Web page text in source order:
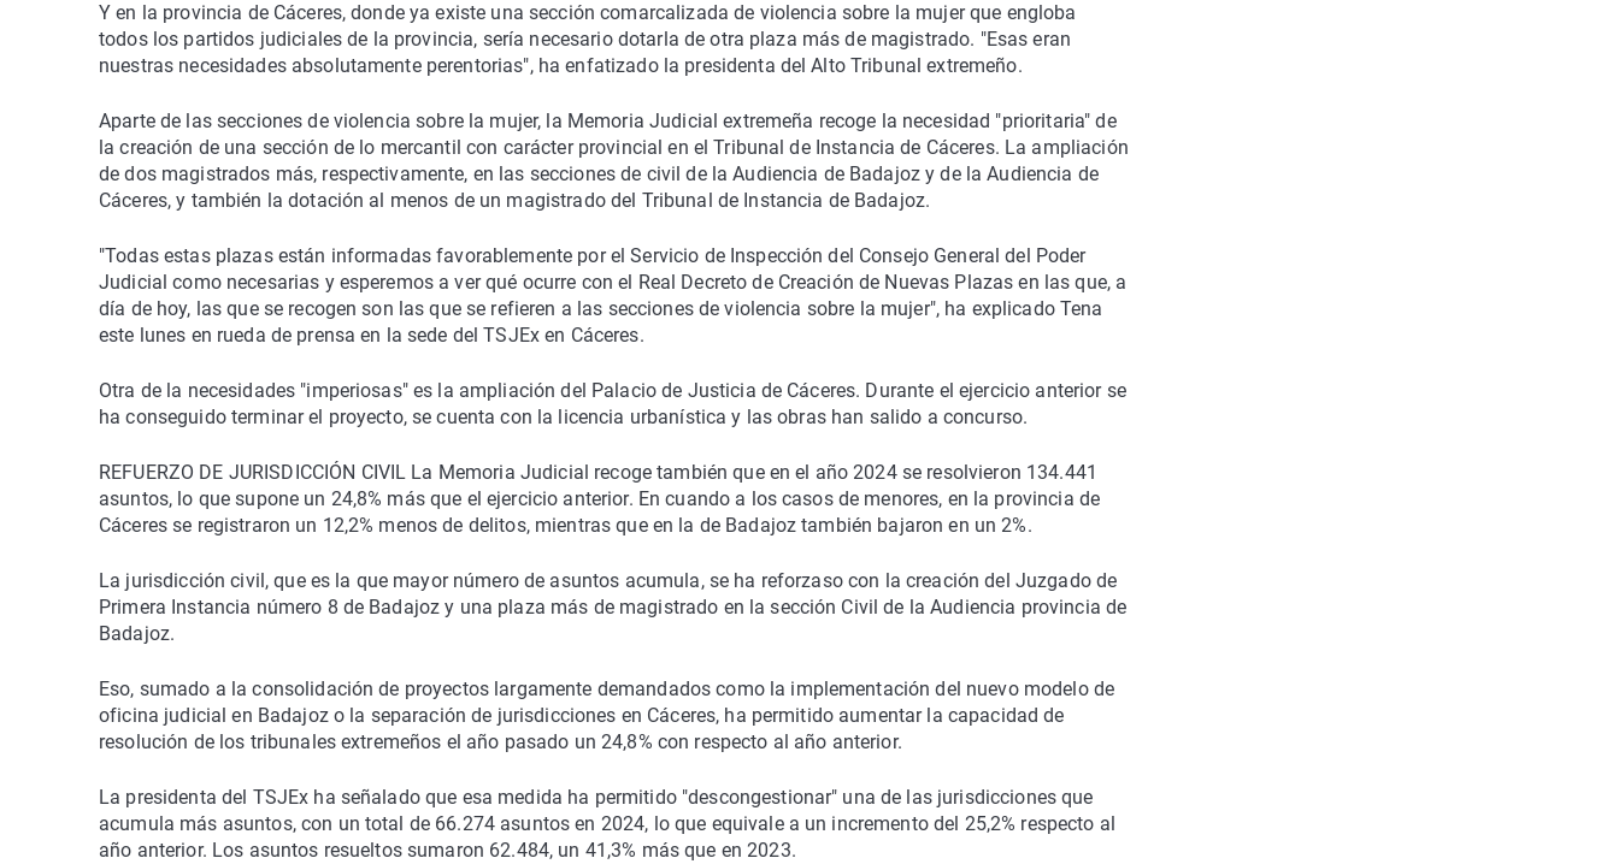
Y en la provincia de Cáceres, donde ya existe una sección comarcalizada de violencia sobre la mujer que engloba
todos los partidos judiciales de la provincia, sería necesario dotarla de otra plaza más de magistrado. "Esas eran
nuestras necesidades absolutamente perentorias", ha enfatizado la presidenta del Alto Tribunal extremeño.
Aparte de las secciones de violencia sobre la mujer, la Memoria Judicial extremeña recoge la necesidad "prioritaria" de
la creación de una sección de lo mercantil con carácter provincial en el Tribunal de Instancia de Cáceres. La ampliación
de dos magistrados más, respectivamente, en las secciones de civil de la Audiencia de Badajoz y de la Audiencia de
Cáceres, y también la dotación al menos de un magistrado del Tribunal de Instancia de Badajoz.
"Todas estas plazas están informadas favorablemente por el Servicio de Inspección del Consejo General del Poder
Judicial como necesarias y esperemos a ver qué ocurre con el Real Decreto de Creación de Nuevas Plazas en las que, a
día de hoy, las que se recogen son las que se refieren a las secciones de violencia sobre la mujer", ha explicado Tena
este lunes en rueda de prensa en la sede del TSJEx en Cáceres.
Otra de la necesidades "imperiosas" es la ampliación del Palacio de Justicia de Cáceres. Durante el ejercicio anterior se
ha conseguido terminar el proyecto, se cuenta con la licencia urbanística y las obras han salido a concurso.
REFUERZO DE JURISDICCIÓN CIVIL La Memoria Judicial recoge también que en el año 2024 se resolvieron 134.441
asuntos, lo que supone un 24,8% más que el ejercicio anterior. En cuando a los casos de menores, en la provincia de
Cáceres se registraron un 12,2% menos de delitos, mientras que en la de Badajoz también bajaron en un 2%.
La jurisdicción civil, que es la que mayor número de asuntos acumula, se ha reforzaso con la creación del Juzgado de
Primera Instancia número 8 de Badajoz y una plaza más de magistrado en la sección Civil de la Audiencia provincia de
Badajoz.
Eso, sumado a la consolidación de proyectos largamente demandados como la implementación del nuevo modelo de
oficina judicial en Badajoz o la separación de jurisdicciones en Cáceres, ha permitido aumentar la capacidad de
resolución de los tribunales extremeños el año pasado un 24,8% con respecto al año anterior.
La presidenta del TSJEx ha señalado que esa medida ha permitido "descongestionar" una de las jurisdicciones que
acumula más asuntos, con un total de 66.274 asuntos en 2024, lo que equivale a un incremento del 25,2% respecto al
año anterior. Los asuntos resueltos sumaron 62.484, un 41,3% más que en 2023.